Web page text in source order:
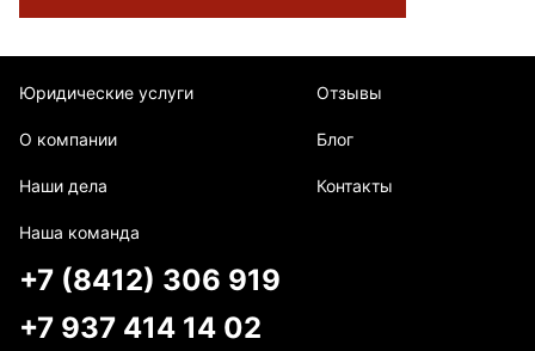
Юридические услуги
О компании
Наши дела
Наша команда
Отзывы
Блог
Контакты
+7 (8412) 306 919
+7 937 414 14 02